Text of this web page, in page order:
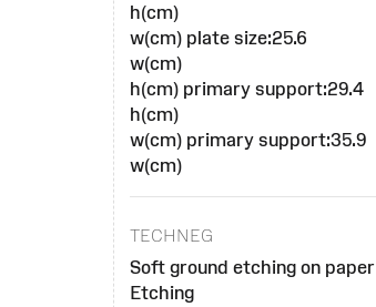
h(cm)
w(cm) plate size:25.6
w(cm)
h(cm) primary support:29.4
h(cm)
w(cm) primary support:35.9
w(cm)
TECHNEG
Soft ground etching on paper
Etching